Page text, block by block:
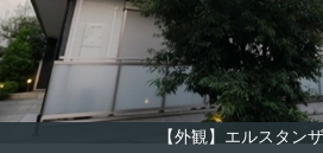
【外観】エルスタン